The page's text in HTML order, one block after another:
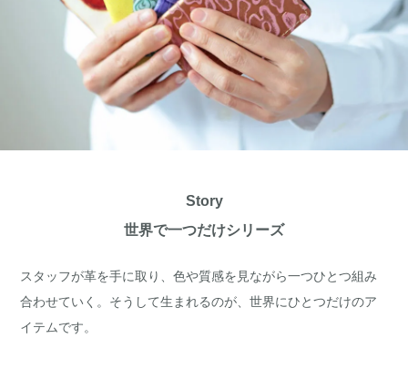
Story
世界で一つだけシリーズ
スタッフが革を手に取り、色や質感を見ながら一つひとつ組み
合わせていく。そうして生まれるのが、世界にひとつだけのア
イテムです。